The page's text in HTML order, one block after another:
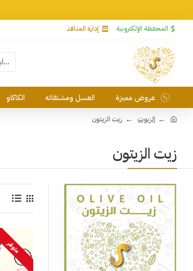
المحفظة الإلكترونية إدارة المنافذ
عروض مميزة العسل ومشتقاته الكاكاو
الزيوت زيت الزيتون
زيت الزيتون
متوفر